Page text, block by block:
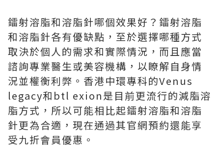
鐳射溶脂和溶脂針哪個效果好？鐳射溶脂
和溶脂針各有優缺點，至於選擇哪種方式
取決於個人的需求和實際情況，而且應當
諮詢專業醫生或美容機構，以瞭解自身情
況並權衡利弊。香港中環專科的Venus
legacy和btl exion是目前更流行的減脂溶
脂方式，所以可能相比起鐳射溶脂和溶脂
針更為合適，現在通過其官網預約還能享
受九折會員優惠。